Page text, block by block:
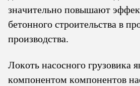
значительно повышают
бетонного строительства в
производства.
Локоть насосного грузовика
компонентом компонентов